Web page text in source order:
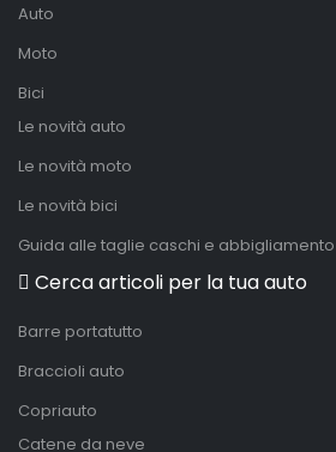
Auto
Moto
Bici
Le novità auto
Le novità moto
Le novità bici
Guida alle taglie caschi e abbigliamento
Cerca articoli per la tua auto
Barre portatutto
Braccioli auto
Copriauto
Catene da neve